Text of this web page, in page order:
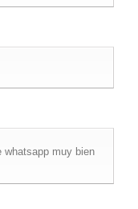
whatsapp muy bien